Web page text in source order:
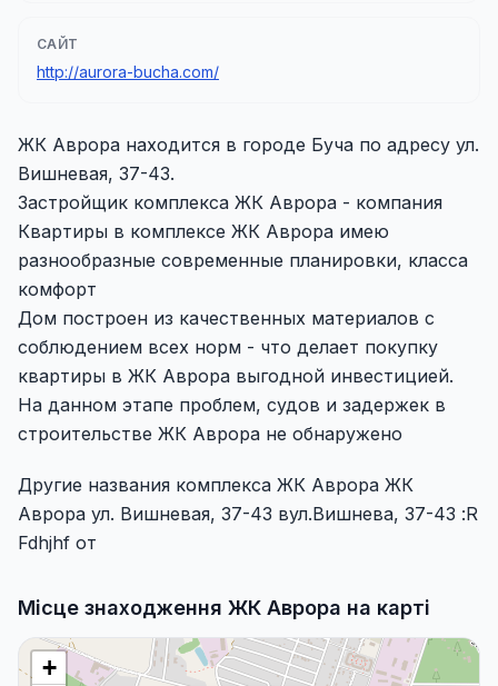
САЙТ
http://aurora-bucha.com/
ЖК Аврора находится в городе Буча по адресу ул.
Вишневая, 37-43.
Застройщик комплекса ЖК Аврора - компания
Квартиры в комплексе ЖК Аврора имею
разнообразные современные планировки, класса
комфорт
Дом построен из качественных материалов с
соблюдением всех норм - что делает покупку
квартиры в ЖК Аврора выгодной инвестицией.
На данном этапе проблем, судов и задержек в
строительстве ЖК Аврора не обнаружено
Другие названия комплекса ЖК Аврора ЖК
Аврора ул. Вишневая, 37-43 вул.Вишнева, 37-43 :R
Fdhjhf от
Місце знаходження ЖК Аврора на карті
+